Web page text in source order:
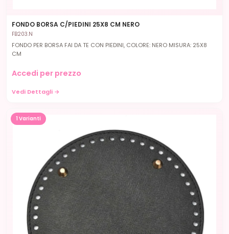
FONDO BORSA C/PIEDINI 25X8 CM NERO
FB203.N
FONDO PER BORSA FAI DA TE CON PIEDINI, COLORE: NERO MISURA: 25X8
CM
Accedi per prezzo
Vedi Dettagli →
1 Varianti